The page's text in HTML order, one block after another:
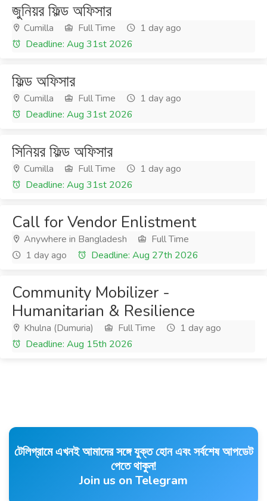
জুনিয়র ফিল্ড অফিসার
Cumilla Full Time
1 day ago
Deadline: Aug 31st 2026
ফিল্ড অফিসার
Cumilla Full Time
1 day ago
Deadline: Aug 31st 2026
সিনিয়র ফিল্ড অফিসার
Cumilla Full Time
1 day ago
Deadline: Aug 31st 2026
Call for Vendor Enlistment
Anywhere in Bangladesh
Full Time
1 day ago
Deadline: Aug 27th 2026
Community Mobilizer -
Humanitarian & Resilience
Khulna (Dumuria) Full Time
1 day ago
Deadline: Aug 15th 2026
টেলিগ্রামে এখনই আমাদের সঙ্গে যুক্ত হোন এবং সর্বশেষ আপডেট
পেতে থাকুন!
Join us on Telegram